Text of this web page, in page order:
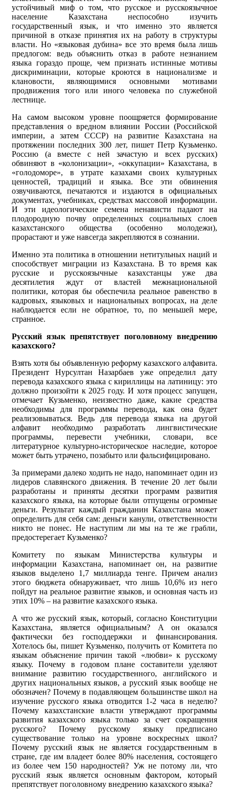
устойчивый миф о том, что русское и русскоязычное
население Казахстана неспособно изучить
государственный язык, и что именно это является
причиной в отказе принятия их на работу в структуры
власти. Но «языковая дубина» все это время была лишь
предлогом: ведь объяснить отказ в работе незнанием
языка гораздо проще, чем признать истинные мотивы
дискриминации, которые кроются в национализме и
клановости, являющимися основными мотивами
продвижения того или иного человека по служебной
лестнице.
На самом высоком уровне поощряется формирование
представления о вредном влиянии России (Российской
империи, а затем СССР) на развитие Казахстана на
протяжении последних 300 лет, пишет Петр Кузьменко.
Россию (а вместе с ней зачастую и всех русских)
обвиняют в «колонизации», «оккупации» Казахстана, в
«голодоморе», в утрате казахами своих культурных
ценностей, традиций и языка. Все эти обвинения
озвучиваются, печатаются и издаются в официальных
документах, учебниках, средствах массовой информации.
И эти идеологические семена ненависти падают на
плодородную почву определенных социальных слоев
казахстанского общества (особенно молодежи),
прорастают и уже навсегда закрепляются в сознании.
Именно эта политика в отношении нетитульных наций и
способствует миграции из Казахстана. В то время как
русские и русскоязычные казахстанцы уже два
десятилетия ждут от властей межнациональной
политики, которая бы обеспечила реальное равенство в
кадровых, языковых и национальных вопросах, на деле
наблюдается если не обратное, то, по меньшей мере,
странное.
Русский язык препятствует поголовному внедрению
казахского?
Взять хотя бы объявленную реформу казахского алфавита.
Президент Нурсултан Назарбаев уже определил дату
перевода казахского языка с кириллицы на латиницу: это
должно произойти к 2025 году. И хотя процесс запущен,
отмечает Кузьменко, неизвестно даже, какие средства
необходимы для программы перевода, как она будет
реализовываться. Ведь для перевода языка на другой
алфавит необходимо разработать лингвистические
программы, перевести учебники, словари, все
литературное культурно-историческое наследие, которое
может быть утрачено, позабыто или фальсифицировано.
За примерами далеко ходить не надо, напоминает один из
лидеров славянского движения. В течение 20 лет были
разработаны и приняты десятки программ развития
казахского языка, на которые были отпущены огромные
деньги. Результат каждый гражданин Казахстана может
определить для себя сам: деньги канули, ответственности
никто не понес. Не наступим ли мы на те же грабли,
предостерегает Кузьменко?
Комитету по языкам Министерства культуры и
информации Казахстана, напоминает он, на развитие
языков выделено 1,7 миллиарда тенге. Причем анализ
этого бюджета обнаруживает, что лишь 10,6% из него
пойдут на реальное развитие языков, и основная часть из
этих 10% – на развитие казахского языка.
А что же русский язык, который, согласно Конституции
Казахстана, является официальным? А он оказался
фактически без господдержки и финансирования.
Хотелось бы, пишет Кузьменко, получить от Комитета по
языкам объяснение причин такой «любви» к русскому
языку. Почему в годовом плане составители уделяют
внимание развитию государственного, английского и
других национальных языков, а русский язык вообще не
обозначен? Почему в подавляющем большинстве школ на
изучение русского языка отводится 1-2 часа в неделю?
Почему казахстанские власти утверждают программы
развития казахского языка только за счет сокращения
русского? Почему русскому языку предписано
существование только на уровне воскресных школ?
Почему русский язык не является государственным в
стране, где им владеет более 80% населения, состоящего
из более чем 150 народностей? Уж не потому ли, что
русский язык является основным фактором, который
препятствует поголовному внедрению казахского языка?